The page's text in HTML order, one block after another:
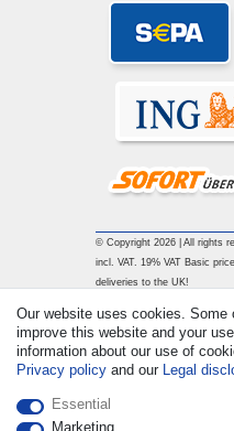
© Copyright 2026 | All rights
incl. VAT. 19% VAT Basic
deliveries to the UK!
Our website uses cookies.
improve this website and your
information about our use of
Privacy policy and our Legal
Essential
Marketing
Withdraw from